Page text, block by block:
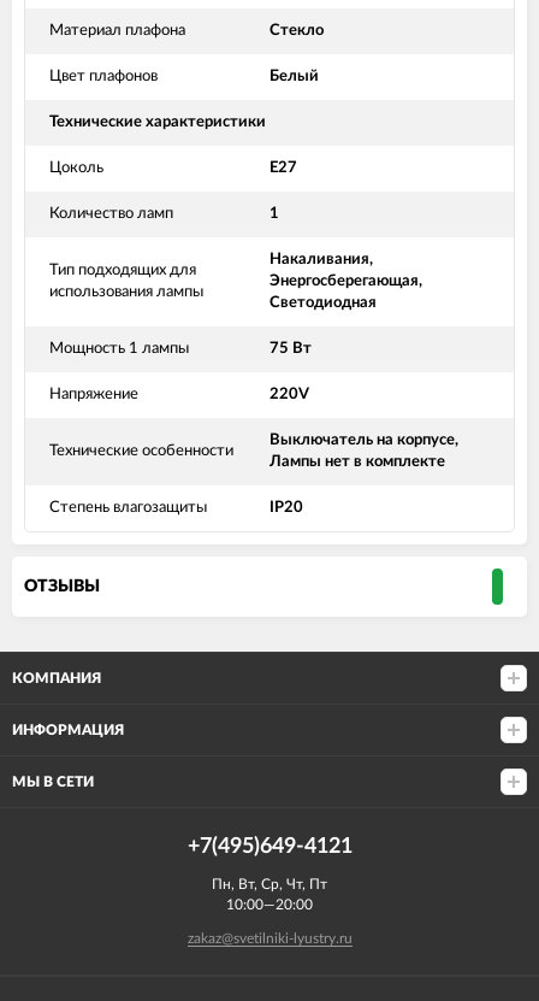
Материал плафона Стекло
Цвет плафонов Белый
Технические характеристики
Цоколь E27
Количество ламп 1
Тип подходящих для
использования лампы
Накаливания,
Энергосберегающая,
Светодиодная
Мощность 1 лампы 75 Вт
Напряжение 220V
Технические особенности
Выключатель на корпусе,
Лампы нет в комплекте
Степень влагозащиты IP20
ОТЗЫВЫ
КОМПАНИЯ
ИНФОРМАЦИЯ
МЫ В СЕТИ
+7(495)649-4121
Пн, Вт, Ср, Чт, Пт
10:00—20:00
zakaz@svetilniki-lyustry.ru